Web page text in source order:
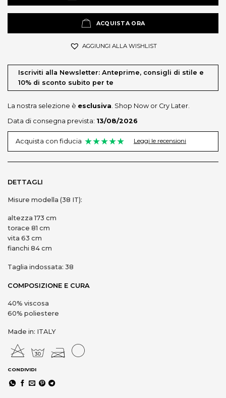
ACQUISTA ORA
AGGIUNGI ALLA WISHLIST
Iscriviti alla Newsletter: Anteprime, consigli di stile e
10% di sconto subito per te
La nostra selezione è esclusiva . Shop Now or Cry Later.
Data di consegna prevista: 13/08/2026
Acquista con fiducia ★★★★★ Leggi le recensioni
DETTAGLI
Misure modella (38 IT):
altezza 173 cm
torace 81 cm
vita 63 cm
fianchi 84 cm
Taglia indossata: 38
COMPOSIZIONE E CURA
40% viscosa
60% poliestere
Made in: ITALY
CONDIVIDI